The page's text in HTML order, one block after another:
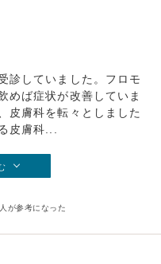
診していました。フロモ
めば症状が改善していま
皮膚科を転々としました
皮膚科...
が参考になった